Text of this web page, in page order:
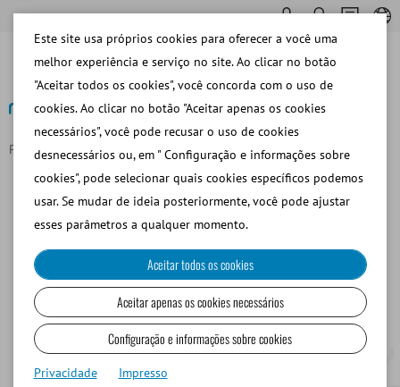
Página principal Servicetechniker
Alexander M., Servicetechniker
Este site usa próprios cookies para oferecer a você uma
melhor experiência e serviço no site. Ao clicar no botão
"Aceitar todos os cookies", você concorda com o uso de
cookies. Ao clicar no botão "Aceitar apenas os cookies
necessários", você pode recusar o uso de cookies
desnecessários ou, em " Configuração e informações sobre
cookies", pode selecionar quais cookies específicos podemos
usar. Se mudar de ideia posteriormente, você pode ajustar
esses parâmetros a qualquer momento.
Aceitar todos os cookies
Aceitar apenas os cookies necessários
Configuração e informações sobre cookies
Privacidade Impresso